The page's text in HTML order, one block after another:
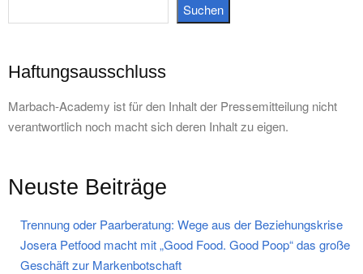
Suchen
Haftungsausschluss
Marbach-Academy ist für den Inhalt der Pressemitteilung nicht
verantwortlich noch macht sich deren Inhalt zu eigen.
Neuste Beiträge
Trennung oder Paarberatung: Wege aus der Beziehungskrise
Josera Petfood macht mit „Good Food. Good Poop“ das große
Geschäft zur Markenbotschaft